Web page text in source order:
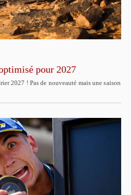
pour 2027
2027 ! Pas de nouveauté mais une saison